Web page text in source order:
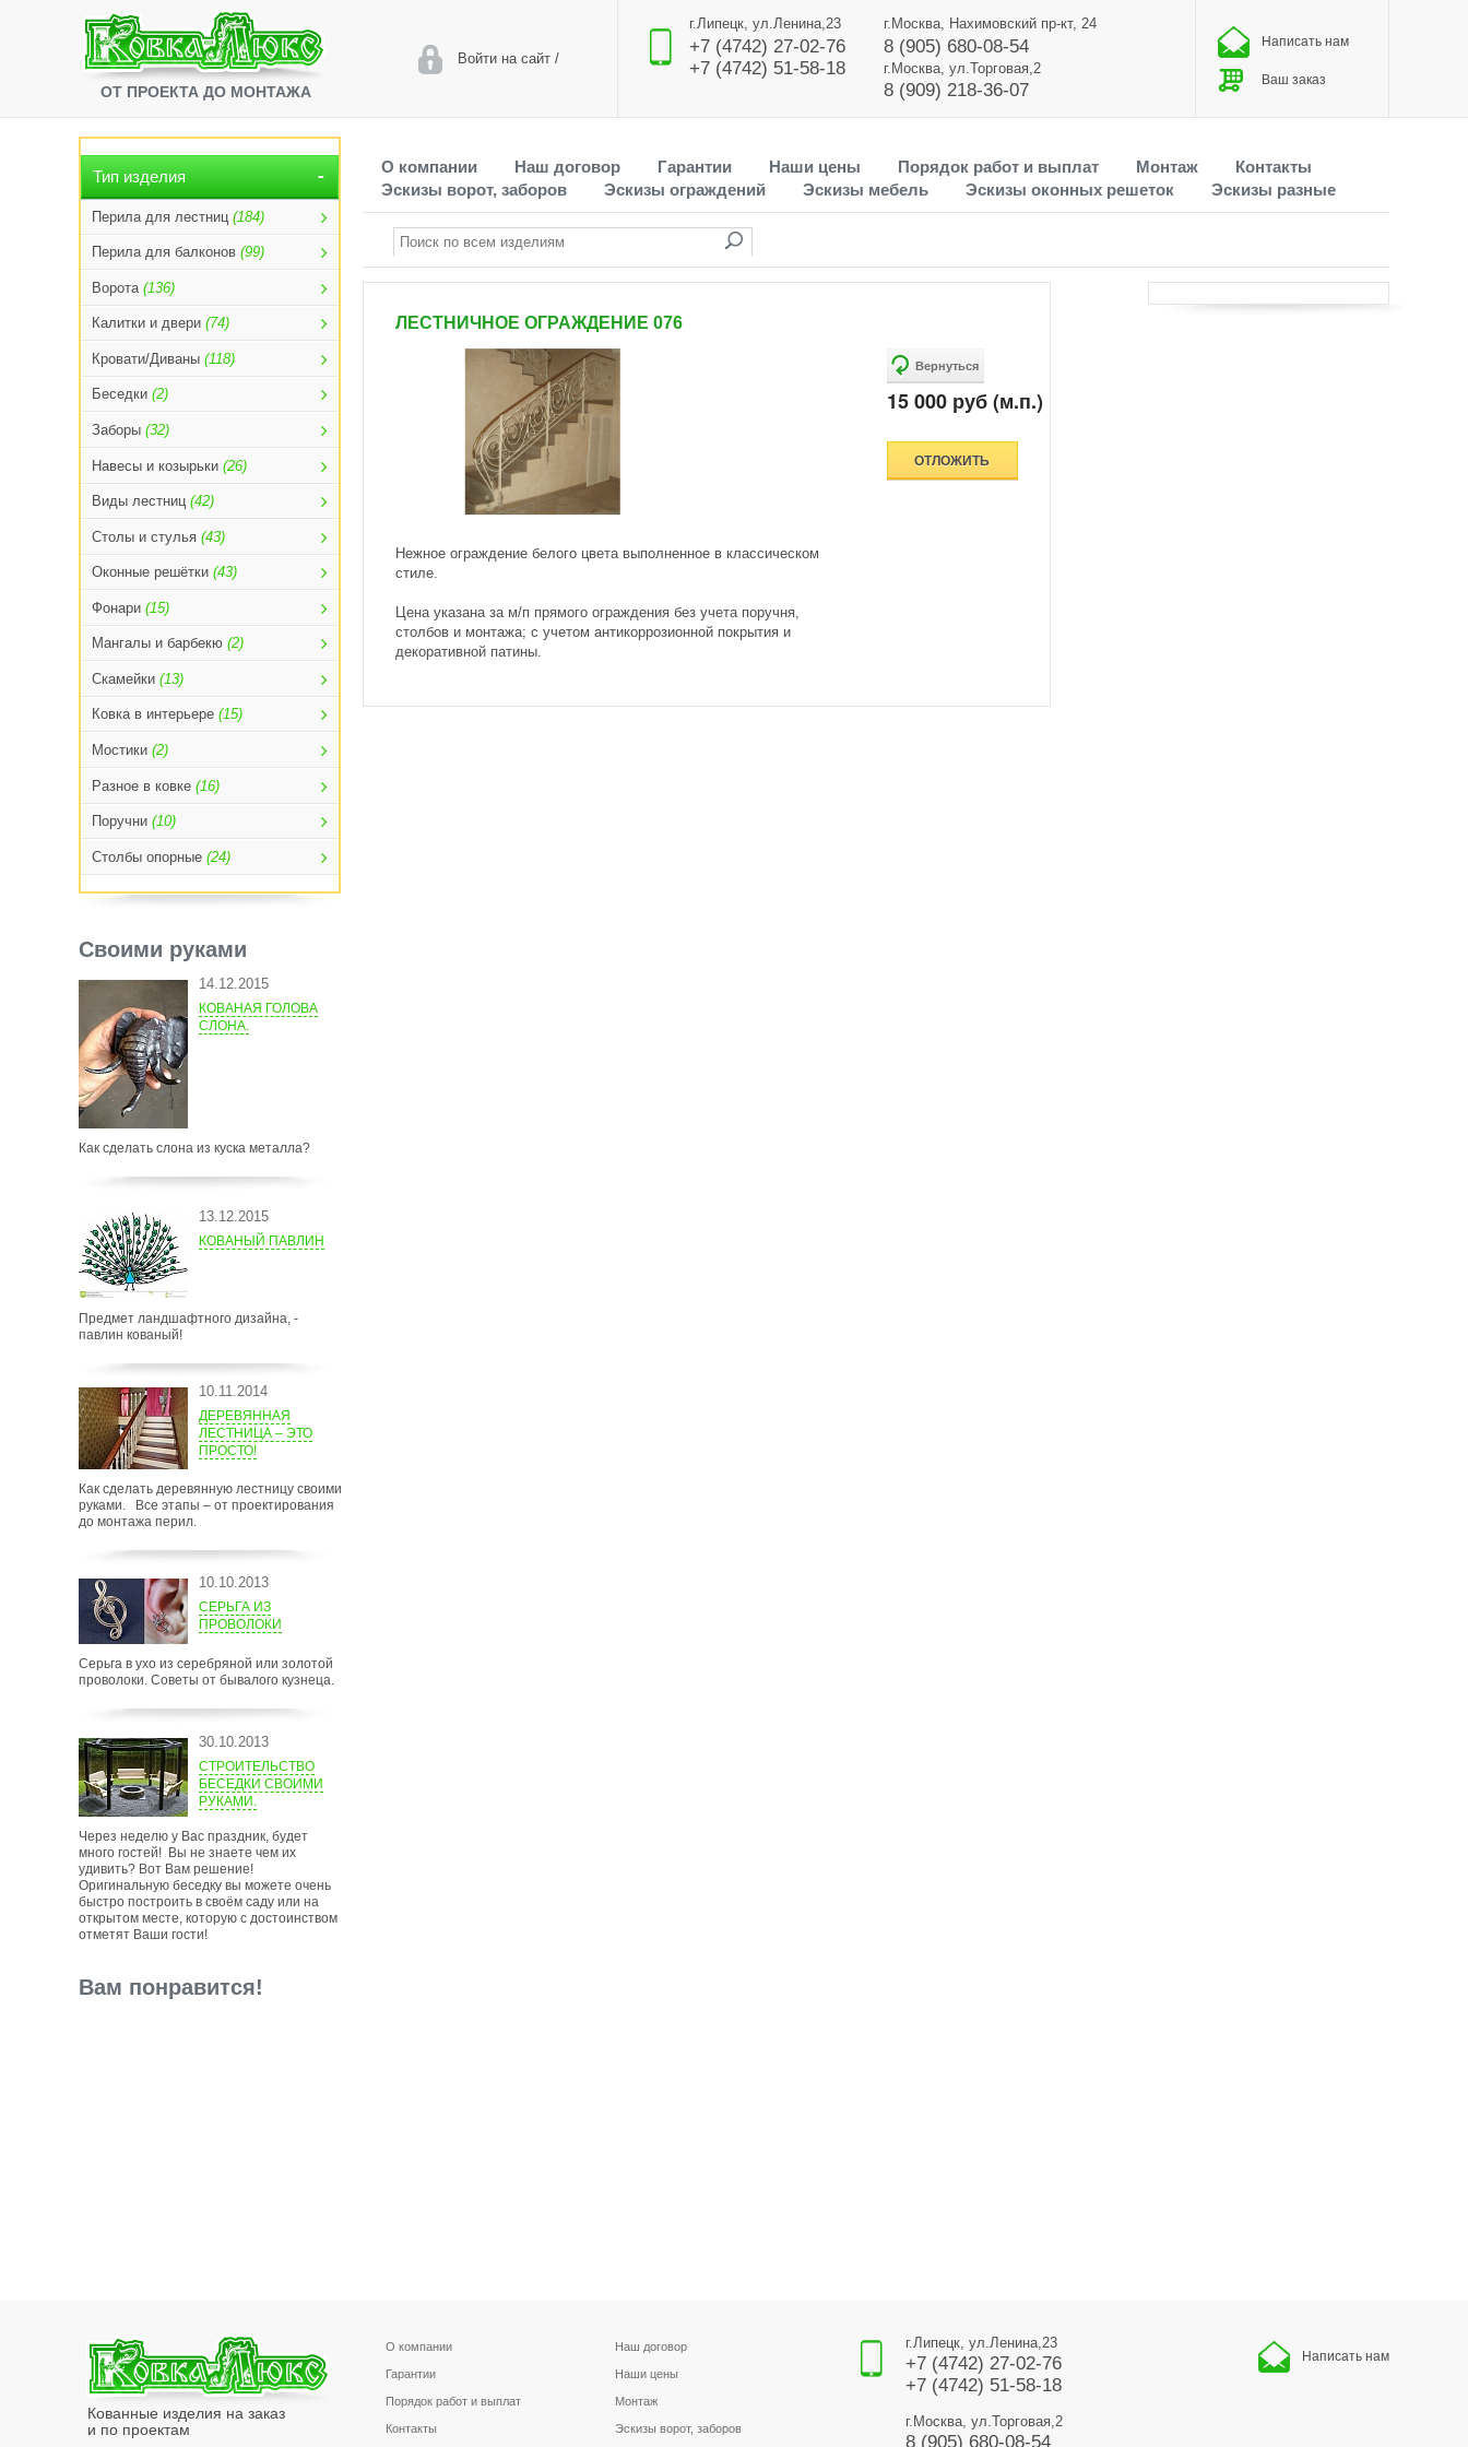
ОТ ПРОЕКТА ДО МОНТАЖА
Войти на сайт/
г.Липецк, ул.Ленина,23
+7 (4742) 27-02-76
+7 (4742) 51-58-18
г.Москва, Нахимовский пр-кт, 24
8 (905) 680-08-54
г.Москва, ул.Торговая,2
8 (909) 218-36-07
Написать нам
Ваш заказ
Тип изделия
Перила для лестниц (184)
Перила для балконов (99)
Ворота (136)
Калитки и двери (74)
Кровати/Диваны (118)
Беседки (2)
Заборы (32)
Навесы и козырьки (26)
Виды лестниц (42)
Столы и стулья (43)
Оконные решётки (43)
Фонари (15)
Мангалы и барбекю (2)
Скамейки (13)
Ковка в интерьере (15)
Мостики (2)
Разное в ковке (16)
Поручни (10)
Столбы опорные (24)
Своими руками
14.12.2015
КОВАНАЯ ГОЛОВА
СЛОНА.
Как сделать слона из куска металла?
13.12.2015
КОВАНЫЙ ПАВЛИН
Предмет ландшафтного дизайна, -
павлин кованый!
10.11.2014
ДЕРЕВЯННАЯ
ЛЕСТНИЦА – ЭТО
ПРОСТО!
Как сделать деревянную лестницу своими
руками. Все этапы – от проектирования
до монтажа перил.
10.10.2013
СЕРЬГА ИЗ
ПРОВОЛОКИ
Серьга в ухо из серебряной или золотой
проволоки. Советы от бывалого кузнеца.
30.10.2013
СТРОИТЕЛЬСТВО
БЕСЕДКИ СВОИМИ
РУКАМИ.
Через неделю у Вас праздник, будет
много гостей! Вы не знаете чем их
удивить? Вот Вам решение!
Оригинальную беседку вы можете очень
быстро построить в своём саду или на
открытом месте, которую с достоинством
отметят Ваши гости!
Вам понравится!
О компании Наш договор Гарантии Наши цены Порядок работ и выплат Монтаж
Контакты
Эскизы ворот, заборов
Эскизы ограждений Эскизы мебель Эскизы оконных решеток Эскизы разные
ЛЕСТНИЧНОЕ ОГРАЖДЕНИЕ 076
15 000 руб (м.п.)
ОТЛОЖИТЬ
Нежное ограждение белого цвета выполненное в классическом
стиле.
Цена указана за м/п прямого ограждения без учета поручня,
столбов и монтажа; с учетом антикоррозионной покрытия и
декоративной патины.
Кованные изделия на заказ
и по проектам
О компании Наш договор
Гарантии Наши цены
Порядок работ и выплат Монтаж
Контакты Эскизы ворот, заборов
г.Липецк, ул.Ленина,23
+7 (4742) 27-02-76
+7 (4742) 51-58-18
г.Москва, ул.Торговая,2
8 (905) 680-08-54
Написать нам